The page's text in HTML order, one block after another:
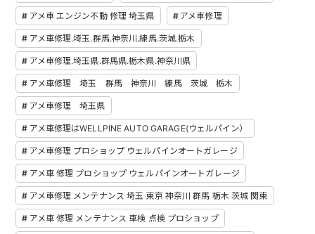
アメ車 エンジン不動 修理 埼玉県 アメ車修理
アメ車修理.埼玉.群馬.神奈川.練馬.茨城.栃木
アメ車修理.埼玉県.群馬県.栃木県.神奈川県
アメ車修理 埼玉 群馬 神奈川 練馬 茨城 栃木
アメ車修理 埼玉県
アメ車修理はWELLPINE AUTO GARAGE(ウェルパイン）
アメ車修理 プロショップ ウェルパインオートガレージ
アメ車 修理 プロショップ ウェルパインオートガレージ
アメ車修理 メンテナンス 埼玉 東京 神奈川 群馬 栃木 茨城 関東
アメ車 修理 メンテナンス 車検 点検 プロショップ